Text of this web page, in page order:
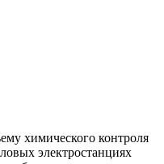
химического контроля
электростанциях